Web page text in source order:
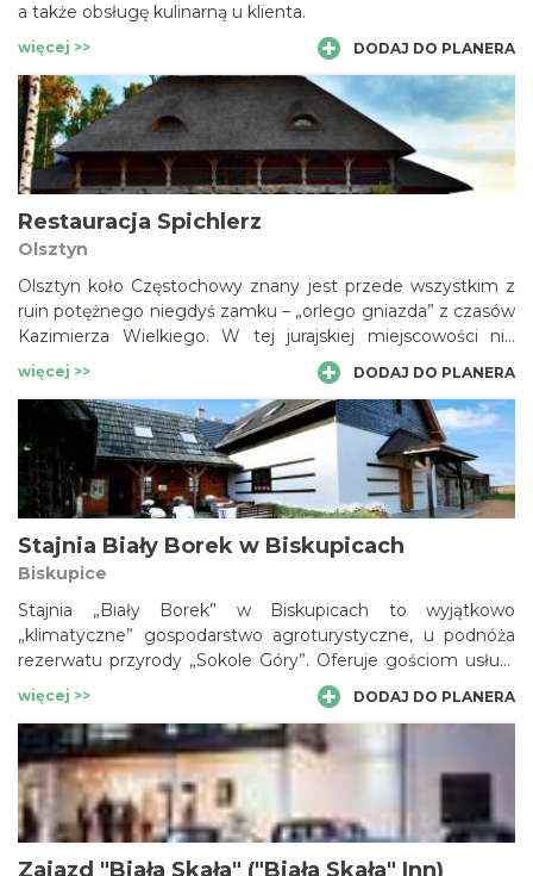
a także obsługę kulinarną u klienta.
więcej >> DODAJ DO PLANERA
Restauracja Spichlerz
Olsztyn
Olsztyn koło Częstochowy znany jest przede wszystkim z
ruin potężnego niegdyś zamku – „orlego gniazda” z czasów
Kazimierza Wielkiego. W tej jurajskiej miejscowości nie
brakuje jednak może mniej okazałych, ale również
zabytkowych budowli. Chociażby u północnych podnóży
warowni pięknie prezentuje się drewniany, XVIII-wieczny
spichlerz, przeniesiony do Olsztyna z miejscowości
Borowno. Obecnie mieści się w nim elegancka restauracja.
więcej >> DODAJ DO PLANERA
Stajnia Biały Borek w Biskupicach
Biskupice
Stajnia „Biały Borek” w Biskupicach to wyjątkowo
„klimatyczne” gospodarstwo agroturystyczne, u podnóża
rezerwatu przyrody „Sokole Góry”. Oferuje gościom usługi
związane z jeździectwem oraz zaplecze noclegowe i
gastronomiczne. Jest przy tym afiliowanym przy PTTK
Ośrodkiem Górskiej Turystyki Konnej (co gwarantuje
odpowiedni poziom świadczonych usług) oraz znajduje się
na Transjurajskim Szlaku Konnym. Słynne są już
organizowane w „Białym Borku” imprezy kulturalne i
spotkania z artystami.
więcej >> DODAJ DO PLANERA
Zajazd "Biała Skała" ("Biała Skała" Inn)